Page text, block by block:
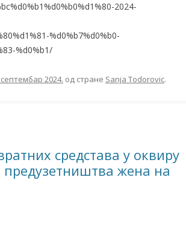
2024-
%d0%b7%d0%b0-
%d0%b1/
септембар 2024. од стране Sanja Todorovic.
средстава у оквиру
жена на